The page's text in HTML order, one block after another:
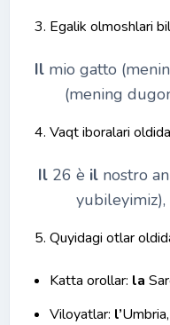
Egalik olmoshlari
Il mio gatto
(mening
Vaqt iboralari
Il 26 è il nostro
yubileyimiz),
Quyidagi otlar
Katta orollar: la
Viloyatlar: l’Umbria,